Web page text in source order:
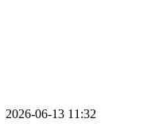
2026-06-13 11:32